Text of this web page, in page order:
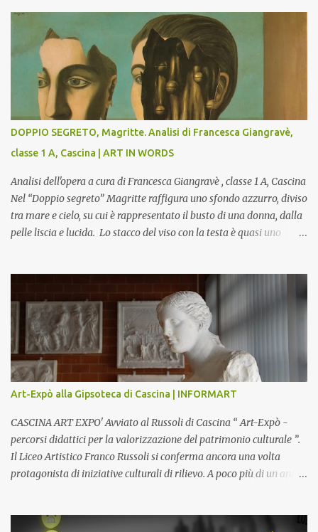
DOPPIO SEGRETO, Magritte. Analisi di Francesca Giangravè,
classe 1 A, Cascina | ART IN WORDS
Analisi dell'opera a cura di Francesca Giangravè , classe 1 A, Cascina
Nel “Doppio segreto” Magritte raffigura uno sfondo azzurro, diviso
tra mare e cielo, su cui è rappresentato il busto di una donna, dalla
pelle liscia e lucida. Lo stacco del viso con la testa è quasi uno
un motivo che Magritte propone frequentemente nelle sue opere,
che in questo caso assumono un aspetto minaccioso, come se si
trattasse di un qualcosa di malinconico, sia per il colore che per la
consistenza del materiale. L’enigma che reca l’immagine, un volto
staccato, con uno sguardo fisso, il cui non si capisce se esso è un
uomo una donna, con l’espressione rigida. Magritte, il maestro
dello straniamento della visione, costruisce un’immagine tanto
meticolosa e nitida quanto assurda e inquietante. Uno
sdoppiamento del soggetto come spesso a...
Art-Expò alla Gipsoteca di Cascina | INFORMART
CASCINA ART EXPO' Avviato al Russoli di Cascina “ Art-Expò -
percorsi didattici per la valorizzazione del patrimonio culturale ”.
Il Liceo Artistico Franco Russoli si conferma ancora una volta
protagonista di iniziative culturali di rilievo. A poco più di un anno
valorizzazione del patrimonio storico artistico dell’ex Istituto